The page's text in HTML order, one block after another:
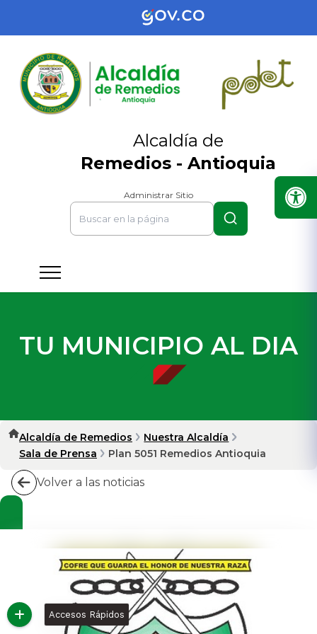
Alcaldía de
Remedios - Antioquia
Administrar Sitio
TU MUNICIPIO AL DIA
Alcaldía de Remedios
Nuestra Alcaldía
Sala de Prensa
Plan 5051 Remedios Antioquia
Volver a las noticias
Accesos Rápidos